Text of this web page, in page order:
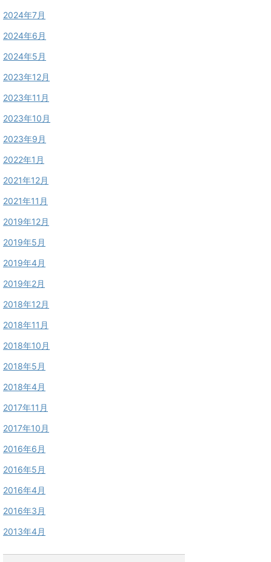
2024年7月
2024年6月
2024年5月
2023年12月
2023年11月
2023年10月
2023年9月
2022年1月
2021年12月
2021年11月
2019年12月
2019年5月
2019年4月
2019年2月
2018年12月
2018年11月
2018年10月
2018年5月
2018年4月
2017年11月
2017年10月
2016年6月
2016年5月
2016年4月
2016年3月
2013年4月